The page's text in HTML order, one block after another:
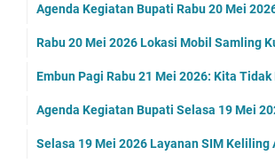
Agenda Kegiatan Bupati Rabu 20 Mei
Rabu 20 Mei 2026 Lokasi Mobil Samling
Embun Pagi Rabu 21 Mei 2026: Kita
Agenda Kegiatan Bupati Selasa 19 Mei
Selasa 19 Mei 2026 Layanan SIM Keliling